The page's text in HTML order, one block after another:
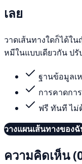
เลย
วาดเส้นทางใดก็ได้ใ
หมีในแบบเดียวกัน ป
ฐานข้อมูลเ
การคาดกา
ฟรี ทันที ไม่
วางแผนเส้นทางของ
ความคิดเห็น